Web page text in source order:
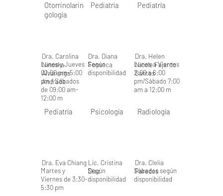
Otorrinolarin
gología
Lunes y Jueves
02:00 pm-5:00
pm / Sábados
de 09:00 am-
12:00 m
Dra. Carolina
Ninoska
Alvarenga
Andrade
Pediatría
Según
disponibilidad
Dra. Diana
Fonseca
Pediatría
Lunes a Viernes
2:00 a 6:00
pm/Sábado 7:00
am a 12:00 m
Dra. Helen
Nicole Fajardo
Santos
Pediatría
Martes y
Viernes de 3:30-
5:30 pm
Dra. Eva Chiang
Psicología
Según
disponibilidad
Lic. Cristina
Díaz
Radiología
Sábados según
disponibilidad
Dra. Clelia
Paredes